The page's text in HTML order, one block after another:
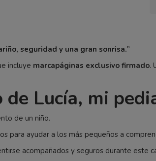
seguridad y una gran sonrisa.”
incluye marcapáginas exclusivo firmado.
de Lucía, mi
de un niño.
para ayudar a los más pequeños a
acompañados y seguros durante este